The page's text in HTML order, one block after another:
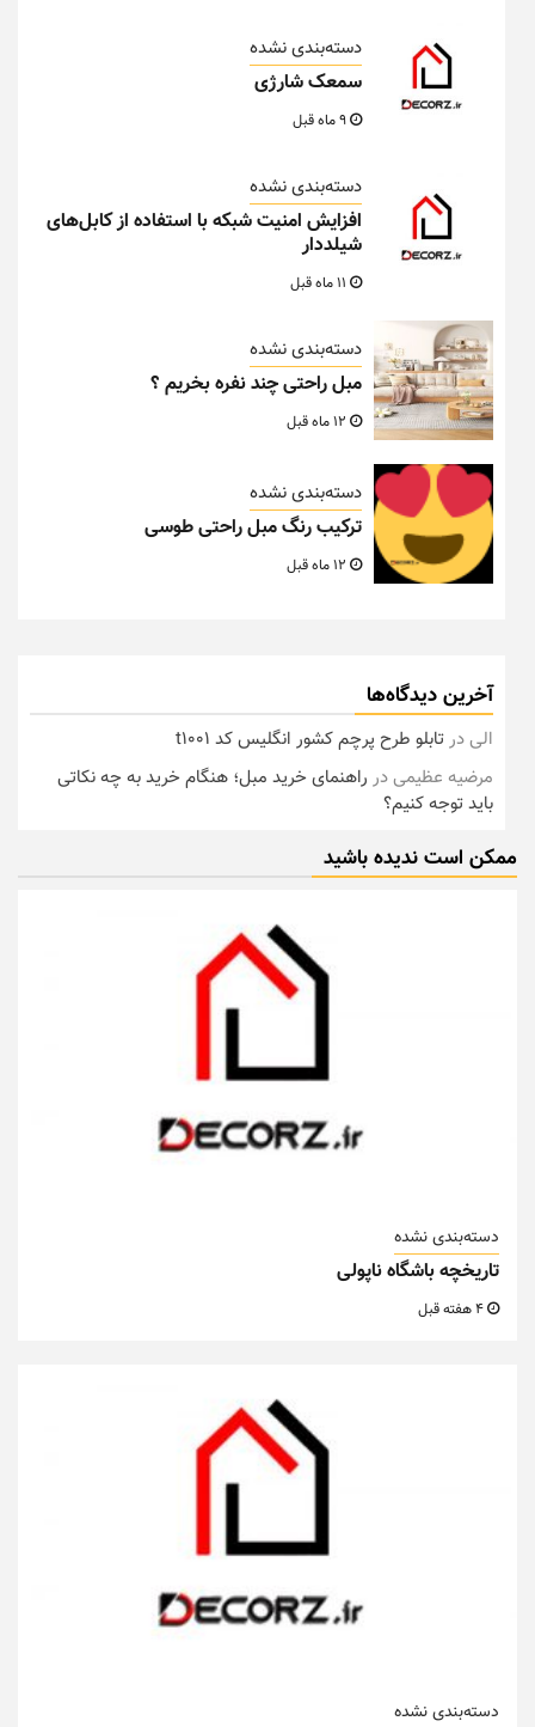
دسته‌بندی نشده
سمعک شارژی
دسته‌بندی نشده
افزایش امنیت شبکه با استفاده از کابل‌های
شیلددار
دسته‌بندی نشده
مبل راحتی چند نفره بخریم ؟
دسته‌بندی نشده
ترکیب رنگ مبل راحتی طوسی
آخرین دیدگاه‌ها
الیدرتابلو طرح پرچم کشور انگلیس کد t1001
مرضیه عظیمیدر راهنمای خرید مبل؛ هنگام خرید به چه نکاتی
باید توجه کنیم؟
ممکن است ندیده باشید
دسته‌بندی نشده
تاریخچه باشگاه ناپولی
دسته‌بندی نشده